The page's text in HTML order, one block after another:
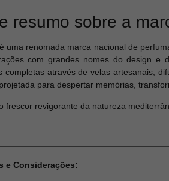
resumo sobre a
uma renomada marca nacional de
com grandes nomes do design e
completas através de velas artesanais,
para despertar memórias,
frescor revigorante da natureza
e Considerações: